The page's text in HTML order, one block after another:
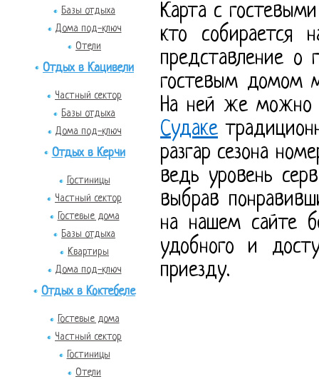
Базы отдыха
Дома под-ключ
Отели
Отдых в Кацивели
Частный сектор
Базы отдыха
Дома под-ключ
Отдых в Керчи
Гостиницы
Частный сектор
Гостевые дома
Базы отдыха
Квартиры
Дома под-ключ
Отдых в Коктебеле
Гостевые дома
Частный сектор
Гостиницы
Отели
Карта с
кто
представление о
гостевым домом
На ней же можно
Судаке
разгар сезона
ведь уровень
выбрав
на нашем сайте
удобного и
приезду.